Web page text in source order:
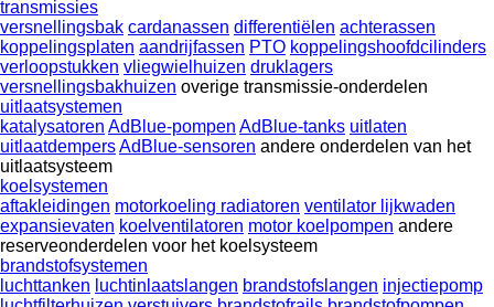
transmissies
versnellingsbak cardanassen differentiëlen achterassen
koppelingsplaten aandrijfassen PTO koppelingshoofdcilinders
verloopstukken vliegwielhuizen druklagers
versnellingsbakhuizen overige transmissie-onderdelen
uitlaatsystemen
katalysatoren AdBlue-pompen AdBlue-tanks uitlaten
uitlaatdempersAdBlue-sensoren andere onderdelen van het
uitlaatsysteem
koelsystemen
aftakleidingen motorkoeling radiatoren ventilator lijkwaden
expansievaten koelventilatoren motor koelpompen andere
reserveonderdelen voor het koelsysteem
brandstofsystemen
luchttanken luchtinlaatslangen brandstofslangen injectiepomp